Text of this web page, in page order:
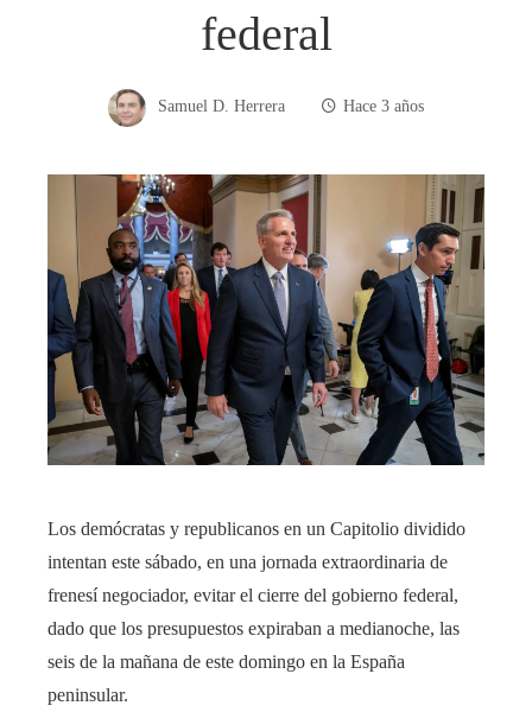
federal
Samuel D. Herrera Hace 3 años
Los demócratas y republicanos en un Capitolio dividido
intentan este sábado, en una jornada extraordinaria de
frenesí negociador, evitar el cierre del gobierno federal,
dado que los presupuestos expiraban a medianoche, las
seis de la mañana de este domingo en la España
peninsular.